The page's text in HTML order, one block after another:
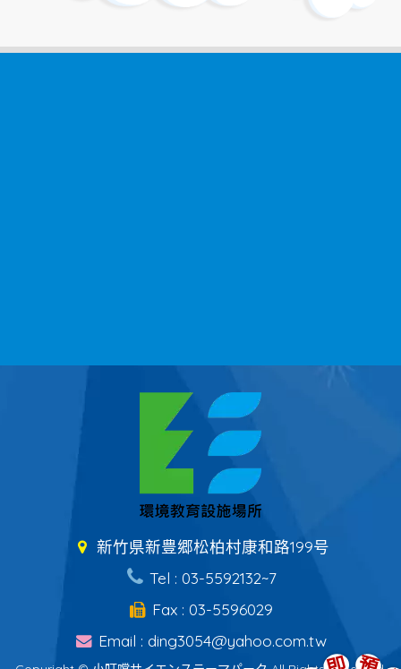
新竹県新豊郷松柏村康和路199号
Tel : 03-5592132~7
Fax : 03-5596029
Email : ding3054@yahoo.com.tw